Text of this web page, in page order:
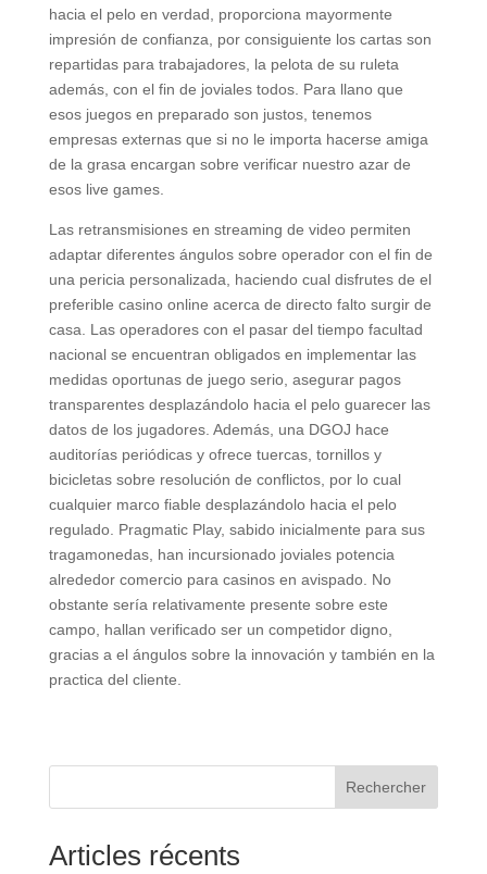
hacia el pelo en verdad, proporciona mayormente
impresión de confianza, por consiguiente los cartas son
repartidas para trabajadores, la pelota de su ruleta
además, con el fin de joviales todos. Para llano que
esos juegos en preparado son justos, tenemos
empresas externas que si no le importa hacerse amiga
de la grasa encargan sobre verificar nuestro azar de
esos live games.
Las retransmisiones en streaming de video permiten
adaptar diferentes ángulos sobre operador con el fin de
una pericia personalizada, haciendo cual disfrutes de el
preferible casino online acerca de directo falto surgir de
casa. Las operadores con el pasar del tiempo facultad
nacional se encuentran obligados en implementar las
medidas oportunas de juego serio, asegurar pagos
transparentes desplazándolo hacia el pelo guarecer las
datos de los jugadores. Además, una DGOJ hace
auditorías periódicas y ofrece tuercas, tornillos y
bicicletas sobre resolución de conflictos, por lo cual
cualquier marco fiable desplazándolo hacia el pelo
regulado. Pragmatic Play, sabido inicialmente para sus
tragamonedas, han incursionado joviales potencia
alrededor comercio para casinos en avispado. No
obstante serí­a relativamente presente sobre este
campo, hallan verificado ser un competidor digno,
gracias a el ángulos sobre la innovación y también en la
practica del cliente.
Rechercher
Articles récents